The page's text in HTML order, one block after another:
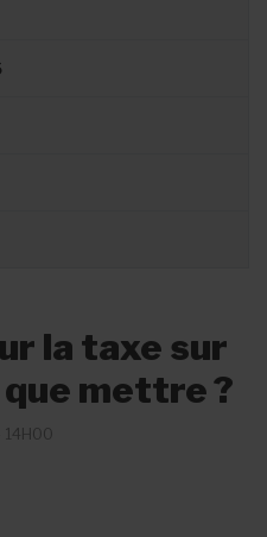
la taxe sur
mettre ?
14H00